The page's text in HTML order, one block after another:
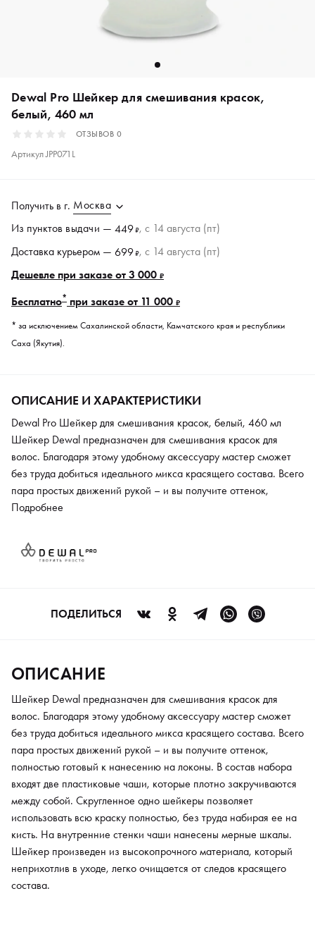
Dewal Pro Шейкер для смешивания красок,
белый, 460 мл
ОТЗЫВОВ 0
АртикулJPP071L
Получить в г. Москва
Из пунктов выдачи — 449₽, c 14 августа (пт)
Доставка курьером — 699₽, c 14 августа (пт)
Дешевле при заказе от 3 000 ₽
Бесплатно* при заказе от 11 000 ₽
* за исключением Сахалинской области, Камчатского края и республики
Саха (Якутия).
ОПИСАНИЕ И ХАРАКТЕРИСТИКИ
Dewal Pro Шейкер для смешивания красок, белый, 460 мл
Шейкер Dewal предназначен для смешивания красок для
волос. Благодаря этому удобному аксессуару мастер сможет
без труда добиться идеального микса красящего состава. Всего
пара простых движений рукой – и вы получите оттенок,
полностью готовый к нанесению на локоны. В состав набора
между собой. Скругленное одно шейкеры позволяет
использовать всю краску полностью, без труда набирая ее на
неприхотлив в уходе, легко очищается от следов красящего
Подробнее
ПОДЕЛИТЬСЯ
ОПИСАНИЕ
Шейкер Dewal предназначен для смешивания красок для
волос. Благодаря этому удобному аксессуару мастер сможет
без труда добиться идеального микса красящего состава. Всего
пара простых движений рукой – и вы получите оттенок,
полностью готовый к нанесению на локоны. В состав набора
входят две пластиковые чаши, которые плотно закручиваются
между собой. Скругленное одно шейкеры позволяет
использовать всю краску полностью, без труда набирая ее на
кисть. На внутренние стенки чаши нанесены мерные шкалы.
Шейкер произведен из высокопрочного материала, который
неприхотлив в уходе, легко очищается от следов красящего
состава.